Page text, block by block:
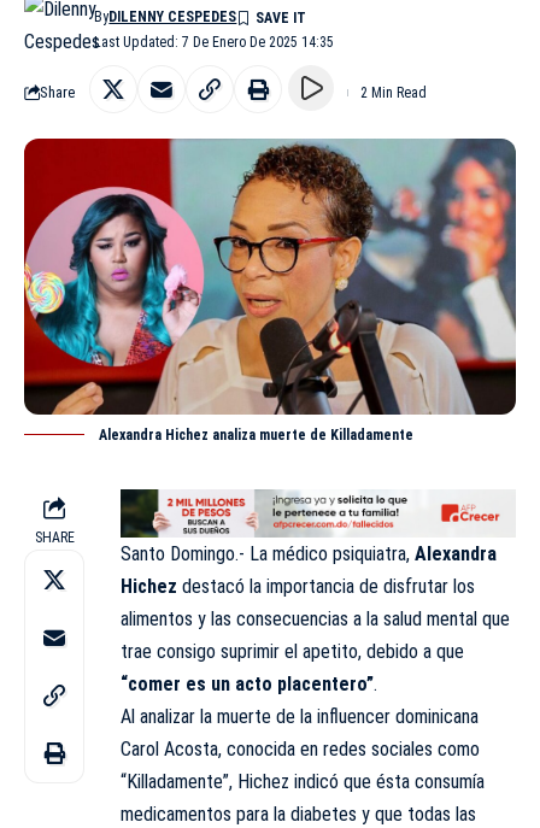
Last Updated: 7 De Enero De 2025 14:35
ByDILENNY CESPEDES
Share 2 Min Read
Alexandra Hichez analiza muerte de Killadamente
SHARE
Santo Domingo.- La médico psiquiatra, Alexandra
Hichez destacó la importancia de disfrutar los
alimentos y las consecuencias a la salud mental que
trae consigo suprimir el apetito, debido a que
“comer es un acto placentero”.
Al analizar la muerte de la influencer dominicana
Carol Acosta, conocida en redes sociales como
“Killadamente”, Hichez indicó que ésta consumía
medicamentos para la diabetes y que todas las